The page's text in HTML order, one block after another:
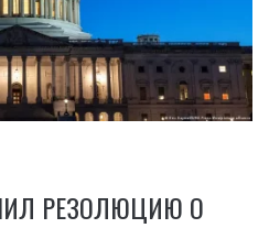
РЕЗОЛЮЦИЮ О